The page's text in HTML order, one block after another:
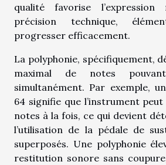
qualité favorise
précision technique,
progresser efficacement.
La polyphonie, spécifiquement,
maximal de notes
simultanément. Par exemple,
64 signifie que l’instrument peut
notes à la fois, ce qui devient
l’utilisation de la pédale de
superposés. Une polyphonie
restitution sonore sans